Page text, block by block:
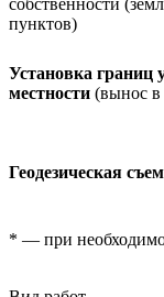
пунктов)
Установка границ
местности (вынос в
Геодезическая
* — при